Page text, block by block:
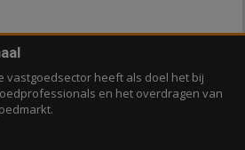
vastgoedsector heeft als doel het bij
en het overdragen van